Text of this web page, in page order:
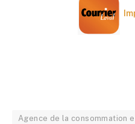
Agence de la consommation